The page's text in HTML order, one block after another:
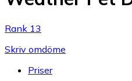
Rank 13
Skriv omdöme
Priser